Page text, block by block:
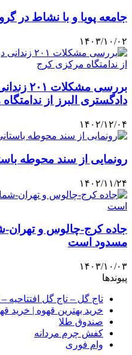
جامعه پویا و با نشاط در
۱۴۰۳/۱۰/۰۲
بررسی
دادگستری البرز از
۱۴۰۲/۱۲/۰۴
رونمایی از سند محوطه
۱۴۰۲/۱۱/۲۴
جاده کرج-چالوس و تهران-
مسدود است
۱۴۰۳/۱۰/۰۳
پیوندها
تاج گل – تاج گل افتتاحیه
خرید بهترین قهوه | خرید
صندوق طلا
کفش چرم مردانه
وام فوری